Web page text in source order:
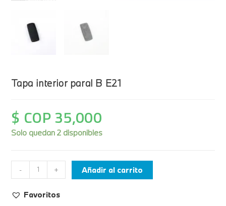
Tapa interior paral B E21
$ COP35,000
Solo quedan 2 disponibles
- + Añadir al carrito
Favoritos